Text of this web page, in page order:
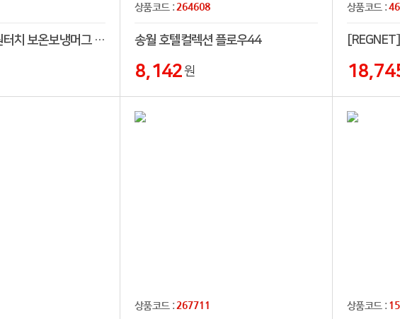
헨느 마이카페 원터치 보온보냉머그 텀블러 350ml
상품코드 :264608
송월 호텔컬렉션 플로우44
8,142원
상품코드 :
상품코드 :267711 상품코드 :